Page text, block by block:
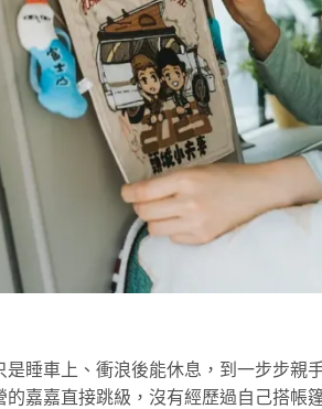
是睡車上、衝浪後能休息，到一步步親
的嘉嘉直接跳級，沒有經歷過自己搭帳